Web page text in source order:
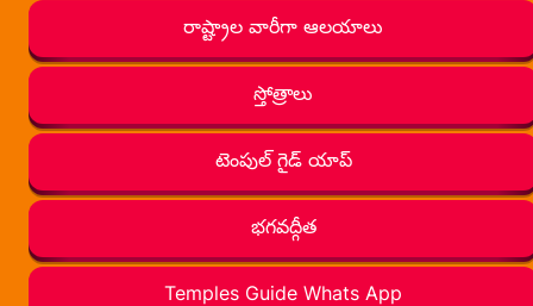
రాష్ట్రాల వారీగా ఆలయాలు
స్తోత్రాలు
టెంపుల్ గైడ్ యాప్
భగవద్గీత
Temples Guide Whats App